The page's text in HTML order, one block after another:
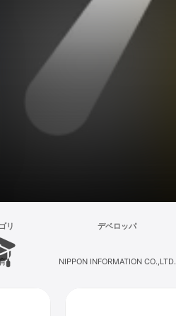
リ デベロッパ
NIPPON INFORMATION CO.,LTD.